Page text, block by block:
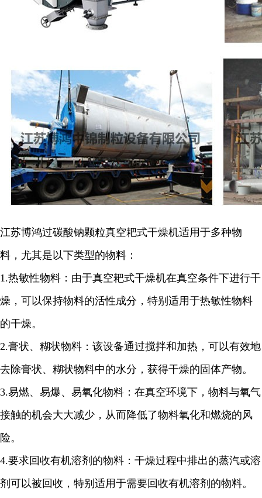
江苏博鸿过碳酸钠颗粒真空耙式干燥机适用于多种物
料，尤其是以下类型的物料：
1.热敏性物料：由于真空耙式干燥机在真空条件下进行干
燥，可以保持物料的活性成分，特别适用于热敏性物料
的干燥。
2.膏状、糊状物料：该设备通过搅拌和加热，可以有效地
去除膏状、糊状物料中的水分，获得干燥的固体产物。
3.易燃、易爆、易氧化物料：在真空环境下，物料与氧气
接触的机会大大减少，从而降低了物料氧化和燃烧的风
险。
4.要求回收有机溶剂的物料：干燥过程中排出的蒸汽或溶
剂可以被回收，特别适用于需要回收有机溶剂的物料。